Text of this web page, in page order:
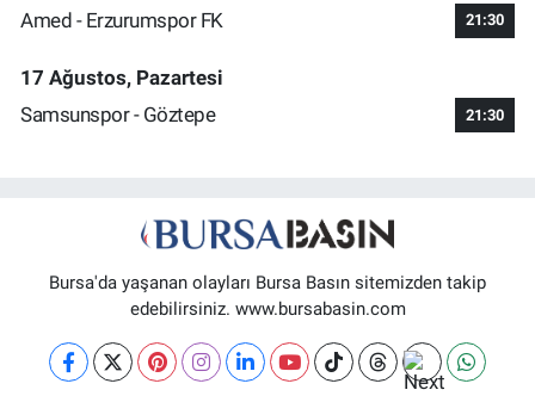
Amed - Erzurumspor FK 21:30
17 Ağustos, Pazartesi
Samsunspor - Göztepe
21:30
Bursa'da yaşanan olayları Bursa Basın sitemizden takip
edebilirsiniz. www.bursabasin.com